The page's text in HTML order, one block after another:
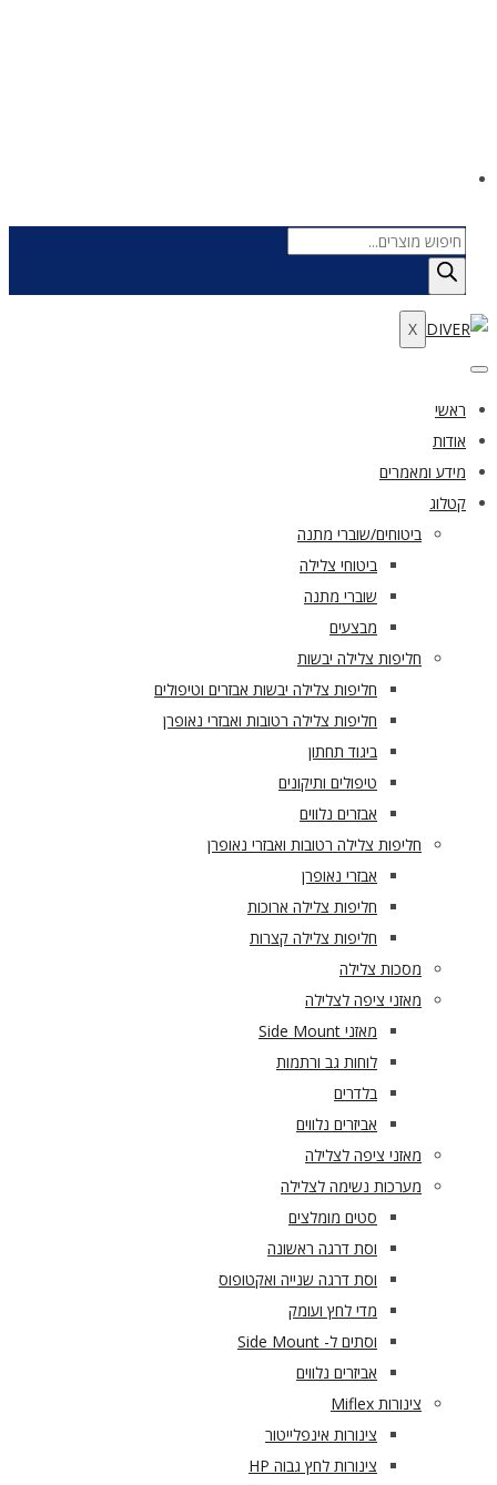
Products
search
X
ראשי
אודות
מידע ומאמרים
קטלוג
ביטוחים/שוברי מתנה
ביטוחי צלילה
שוברי מתנה
מבצעים
חליפות צלילה יבשות
חליפות צלילה יבשות אבזרים וטיפולים
חליפות צלילה רטובות ואבזרי נאופרן
ביגוד תחתון
טיפולים ותיקונים
אבזרים נלווים
חליפות צלילה רטובות ואבזרי נאופרן
אבזרי נאופרן
חליפות צלילה ארוכות
חליפות צלילה קצרות
מסכות צלילה
מאזני ציפה לצלילה
מאזני Side Mount
לוחות גב ורתמות
בלדרים
אביזרים נלווים
מאזני ציפה לצלילה
מערכות נשימה לצלילה
סטים מומלצים
וסת דרגה ראשונה
וסת דרגה שנייה ואקטופוס
מדי לחץ ועומק
וסתים ל- Side Mount
אביזרים נלווים
צינורות Miflex
צינורות אינפלייטור
צינורות לחץ גבוה HP